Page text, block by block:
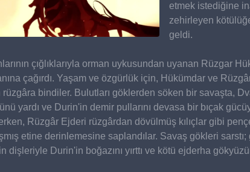
etmek istediğine
zehirleyen
geldi.
çığlıklarıyla orman uykusundan uyanan Rüzgar
çağırdı. Yaşam ve özgürlük için, Hükümdar ve
bindiler. Bulutları göklerden söken bir savaşta,
yardı ve Durin'in demir pullarını devasa bir bıçak
Rüzgâr Ejderi rüzgârdan dövülmüş kılıçlar gibi
etine derinlemesine saplandılar. Savaş gökleri
dişleriyle Durin'in boğazını yırttı ve kötü ejderha